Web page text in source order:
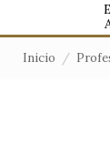
Inicio